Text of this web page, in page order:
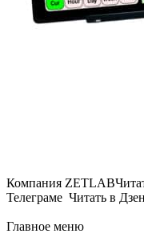
Компания
Телеграме Читать в
Главное меню